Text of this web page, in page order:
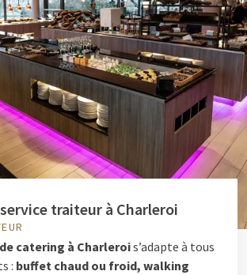
traiteur à Charleroi
catering à Charlerois’adapte à tous
: buffet chaud ou froid, walking